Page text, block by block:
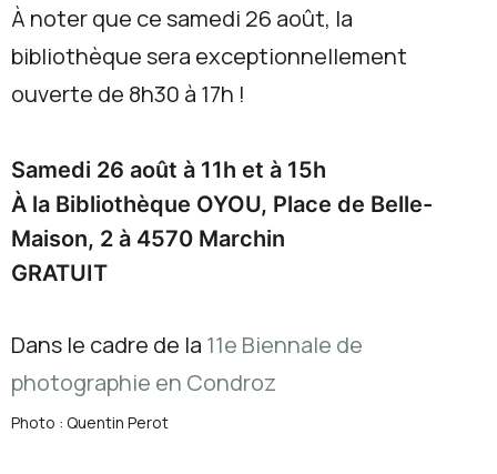
À noter que ce samedi 26 août, la
bibliothèque sera exceptionnellement
ouverte de 8h30 à 17h !
Samedi 26 août à 11h et à 15h
À la Bibliothèque OYOU, Place de Belle-
Maison, 2 à 4570 Marchin
GRATUIT
Dans le cadre de la 11e Biennale de
photographie en Condroz
Photo : Quentin Perot